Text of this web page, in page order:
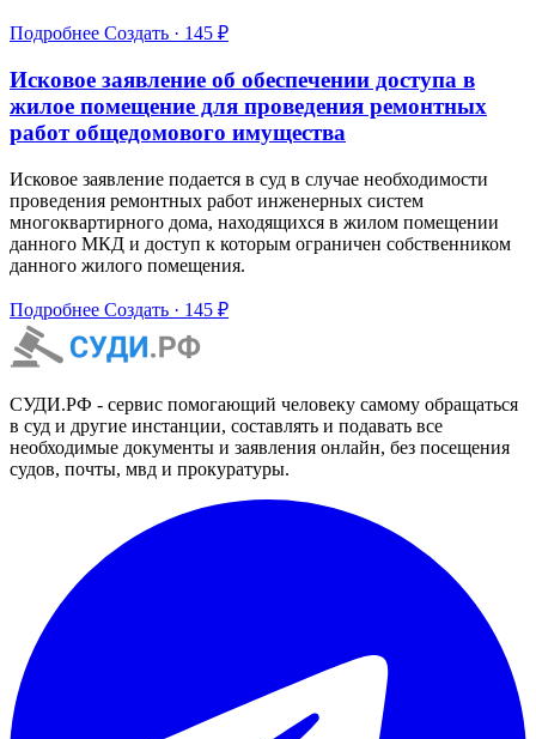
Подробнее Создать · 145 ₽
Исковое заявление об обеспечении доступа в
жилое помещение для проведения ремонтных
работ общедомового имущества
Исковое заявление подается в суд в случае необходимости
проведения ремонтных работ инженерных систем
многоквартирного дома, находящихся в жилом помещении
данного МКД и доступ к которым ограничен собственником
данного жилого помещения.
Подробнее Создать · 145 ₽
СУДИ.РФ - сервис помогающий человеку самому обращаться
в суд и другие инстанции, составлять и подавать все
необходимые документы и заявления онлайн, без посещения
судов, почты, мвд и прокуратуры.